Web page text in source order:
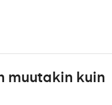
muutakin kuin